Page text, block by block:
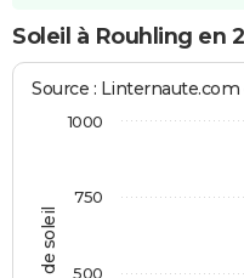
Soleil à Rouhling en
Source :
500
750
1000